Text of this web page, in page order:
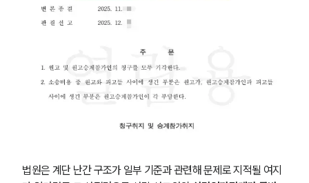
법원은 계단 난간 구조가 일부 기준과 관련해 문제로 지적될 여지